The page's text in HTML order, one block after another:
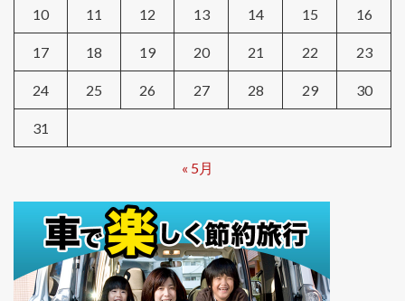
10 11 12 13 14 15 16
17 18 19 20 21 22 23
24 25 26 27 28 29 30
31
« 5月